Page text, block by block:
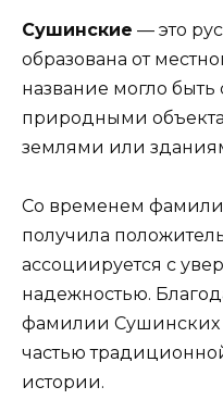
Сушинские — это
образована от
название могло
природными
землями или
Со временем
получила
ассоциируется с
надежностью.
фамилии Сушинских
частью
истории.